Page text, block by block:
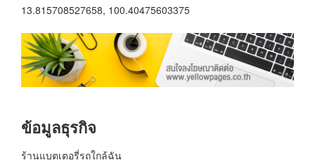
13.815708527658, 100.40475603375
ข้อมูลธุรกิจ
ร้านแบตเตอรี่รถใกล้ฉัน